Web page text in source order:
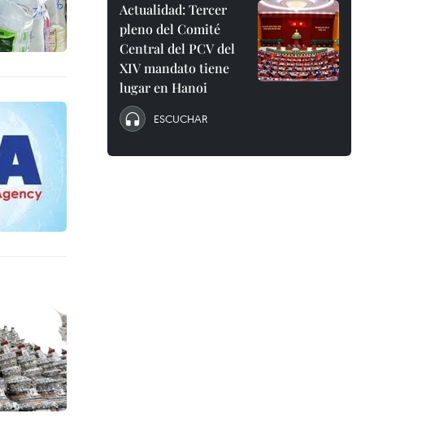
Actualidad: Tercer
pleno del Comité
Central del PCV del
XIV mandato tiene
lugar en Hanoi
ESCUCHAR